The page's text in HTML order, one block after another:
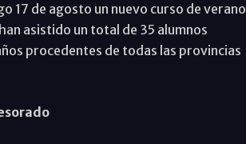
17 de agosto un nuevo curso de verano
asistido un total de 35 alumnos
procedentes de todas las provincias